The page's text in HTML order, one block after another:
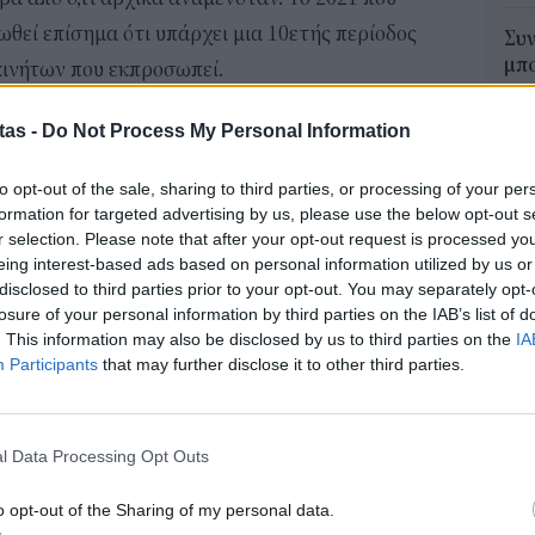
- Do Not Process My Personal Information
opt-out of the sale, sharing to third parties, or processing of your
for targeted advertising by us, please use the below opt-out
selection. Please note that after your opt-out request is processed
interest-based ads based on personal information utilized by us
to third parties prior to your opt-out. You may separately
of your personal information by third parties on the IAB’s list of
This information may also be disclosed by us to third parties on the
Participants that may further disclose it to other third parties.
Data Processing Opt Outs
opt-out of the Sharing of my personal data.
επίσημα ότι υπάρχει μια 10ετής περίοδος
που εκπροσωπεί.
Κάρλος Ταβάρες αποκάλυψε ότι μόνο τα
πραγματικά. Με άλλα λόγια, ενώ κάθε
προϊόντων που εκτείνεται μέχρι το 2031,
2026. «Μετά από αυτό, είναι ένας αγώνας
στο παιχνίδι».
ο Κάρλος Ταβάρες θα αποσυρθεί όταν λήξει το
2026, στο πλαίσιο πολλών διοικητικών
Ταβάρες από τον όμιλο Stellantis σημαίνει ότι
αυτός που θα αποφασίσει ποιες μάρκες
στη λίστα των
και μέλλον. Ο νέος διευθύνων
03
04